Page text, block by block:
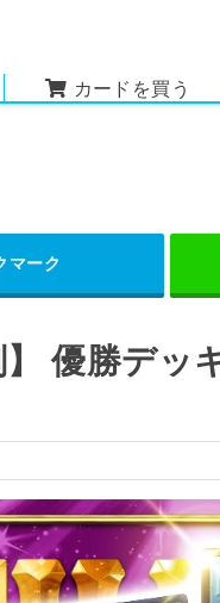
カードを買う
】 優勝デ